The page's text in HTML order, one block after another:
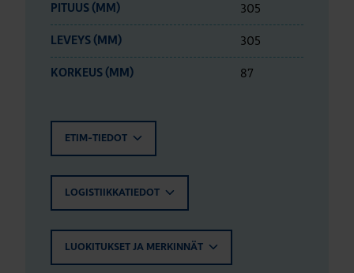
PITUUS (MM) 305
LEVEYS (MM) 305
KORKEUS (MM) 87
ETIM-TIEDOT
LOGISTIIKKATIEDOT
LUOKITUKSET JA MERKINNÄT